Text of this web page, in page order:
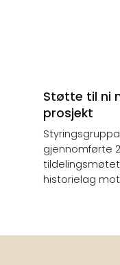
Støtte til ni
prosjekt
gjennomførte
tildelingsmøtet
historielag